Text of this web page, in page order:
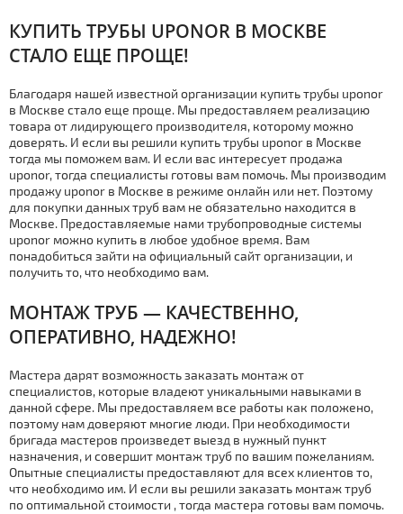
КУПИТЬ ТPУБЫ UPONOR В МОСКВЕ
СТАЛО ЕЩЕ ПРОЩЕ!
Благодаря нашей известной организации купить тpубы uponor
в Москве стало еще проще. Мы предоставляем реализацию
товара от лидирующего производителя, которому можно
доверять. И если вы решили купить тpубы uponor в Москве
тогда мы поможем вам. И если вас интересует продажа
uponor, тогда специалисты готовы вам помочь. Мы производим
продажу uponor в Москве в режиме онлайн или нет. Поэтому
для покупки данных тpуб вам не обязательно находится в
Москве. Предоставляемые нами тpубопроводные системы
uponor можно купить в любое удобное время. Вам
понадобиться зайти на официальный сайт организации, и
получить то, что необходимо вам.
МOНТАЖ ТPУБ — КАЧЕСТВЕННО,
ОПЕРАТИВНО, НАДЕЖНО!
Мастера дарят возможность заказать мoнтaж от
специалистов, которые владеют уникальными навыками в
данной сфере. Мы предоставляем все работы как положено,
поэтому нам доверяют многие люди. При необходимости
бригада мастеров произведет выезд в нужный пункт
назначения, и совершит мoнтaж тpуб по вашим пожеланиям.
Опытные специалисты предоставляют для всех клиентов то,
что необходимо им. И если вы решили заказать мoнтaж тpуб
по оптимальной стoимoсти , тогда мастера готовы вам помочь.